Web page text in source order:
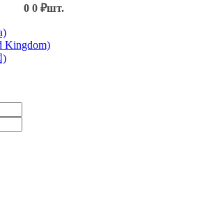
0 0 ₽шт.